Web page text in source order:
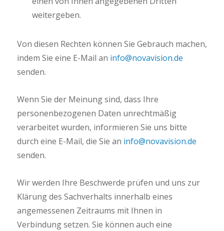
weitergeben.
Von diesen Rechten können Sie Gebrauch machen,
indem Sie eine E-Mail an info@novavision.de
senden.
Wenn Sie der Meinung sind, dass Ihre
personenbezogenen Daten unrechtmäßig
verarbeitet wurden, informieren Sie uns bitte
durch eine E-Mail, die Sie an info@novavision.de
senden.
Wir werden Ihre Beschwerde prüfen und uns zur
Klärung des Sachverhalts innerhalb eines
angemessenen Zeitraums mit Ihnen in
Verbindung setzen. Sie können auch eine